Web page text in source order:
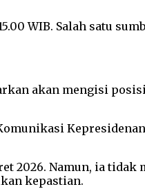
WIB. Salah satu
akan mengisi
2026. Namun, ia
kepastian.